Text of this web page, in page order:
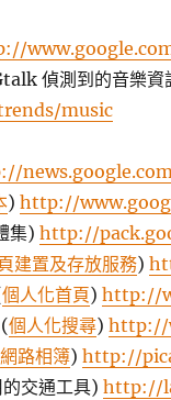
偵測到的音樂資
music
) http://
集) http://
建置及存放服務)
個人化首頁) http://
個人化搜尋) http://
網路相簿) http://
交通工具) http://